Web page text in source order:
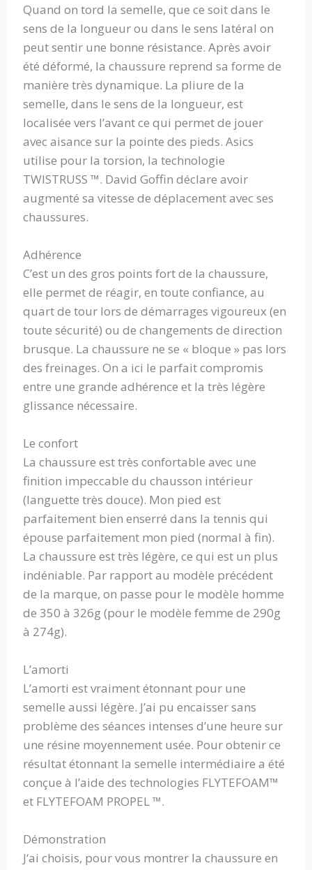
Quand on tord la semelle, que ce soit dans le
sens de la longueur ou dans le sens latéral on
peut sentir une bonne résistance. Après avoir
été déformé, la chaussure reprend sa forme de
manière très dynamique. La pliure de la
semelle, dans le sens de la longueur, est
localisée vers l’avant ce qui permet de jouer
avec aisance sur la pointe des pieds. Asics
utilise pour la torsion, la technologie
TWISTRUSS ™. David Goffin déclare avoir
augmenté sa vitesse de déplacement avec ses
chaussures.
Adhérence
C’est un des gros points fort de la chaussure,
elle permet de réagir, en toute confiance, au
quart de tour lors de démarrages vigoureux (en
toute sécurité) ou de changements de direction
brusque. La chaussure ne se « bloque » pas lors
des freinages. On a ici le parfait compromis
entre une grande adhérence et la très légère
glissance nécessaire.
Le confort
La chaussure est très confortable avec une
finition impeccable du chausson intérieur
(languette très douce). Mon pied est
parfaitement bien enserré dans la tennis qui
épouse parfaitement mon pied (normal à fin).
La chaussure est très légère, ce qui est un plus
indéniable. Par rapport au modèle précédent
de la marque, on passe pour le modèle homme
de 350 à 326g (pour le modèle femme de 290g
à 274g).
L’amorti
L’amorti est vraiment étonnant pour une
semelle aussi légère. J’ai pu encaisser sans
problème des séances intenses d’une heure sur
une résine moyennement usée. Pour obtenir ce
résultat étonnant la semelle intermédiaire a été
conçue à l’aide des technologies FLYTEFOAM™
et FLYTEFOAM PROPEL ™.
Démonstration
J‘ai choisis, pour vous montrer la chaussure en